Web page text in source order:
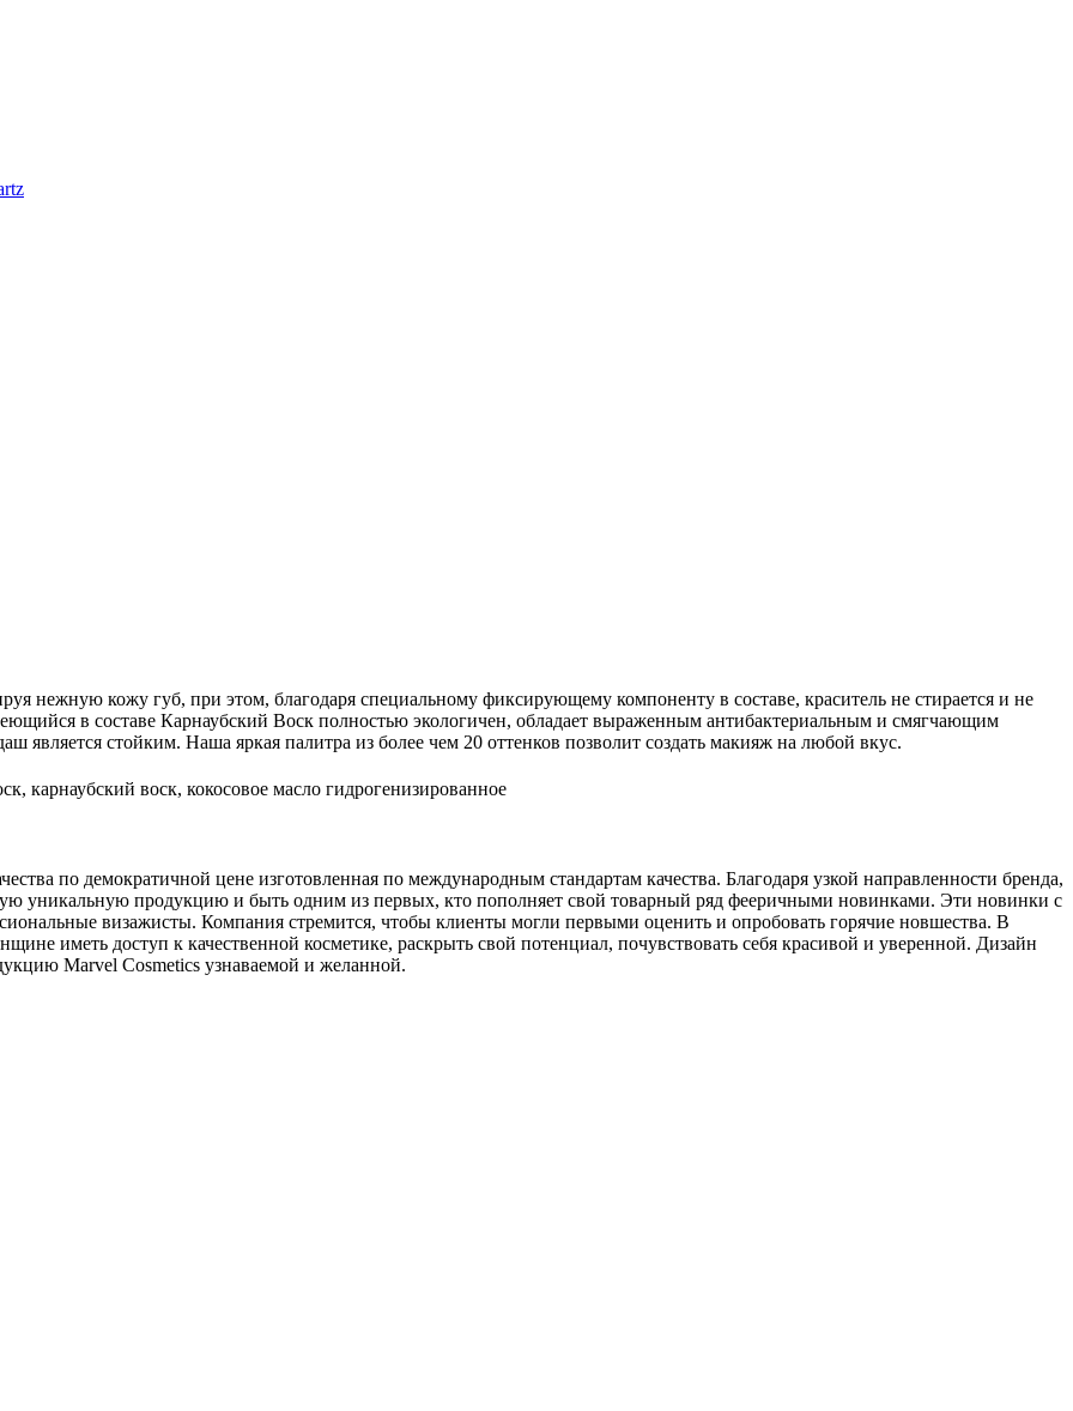
нежную кожу губ, при этом, благодаря специальному фиксирующему компоненту в составе, краситель не стирается и не
в составе Карнаубский Воск полностью экологичен, обладает выраженным антибактериальным и смягчающим
является стойким. Наша яркая палитра из более чем 20 оттенков позволит создать макияж на любой вкус.
карнаубский воск, кокосовое масло гидрогенизированное
по демократичной цене изготовленная по международным стандартам качества. Благодаря узкой направленности бренда,
уникальную продукцию и быть одним из первых, кто пополняет свой товарный ряд фееричными новинками. Эти новинки с
визажисты. Компания стремится, чтобы клиенты могли первыми оценить и опробовать горячие новшества. В
иметь доступ к качественной косметике, раскрыть свой потенциал, почувствовать себя красивой и уверенной. Дизайн
Marvel Cosmetics узнаваемой и желанной.